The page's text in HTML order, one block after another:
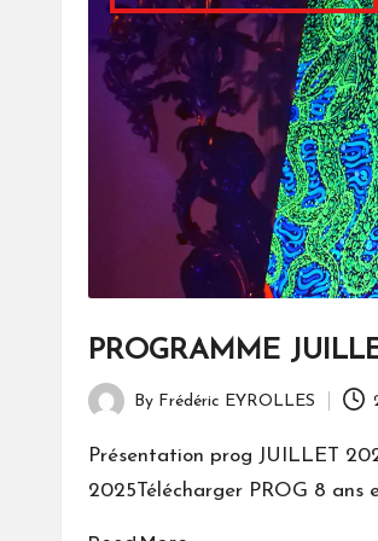
PROGRAMME
Posted
by
By Frédéric EYROLLES
Présentation prog JUILLET
2025Télécharger PROG 8 ans